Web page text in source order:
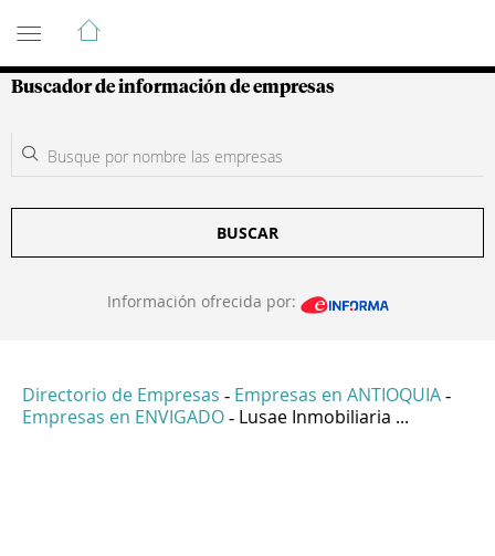
Guía de Empresas Colombianas
Buscador de información de empresas
BUSCAR
Información ofrecida por:
Directorio de Empresas - Empresas en ANTIOQUIA -
Empresas en ENVIGADO - Lusae Inmobiliaria ...